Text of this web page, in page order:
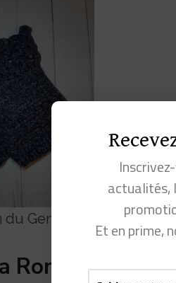
du Gemma Romper en
Romper
actualités,
Et en prime,